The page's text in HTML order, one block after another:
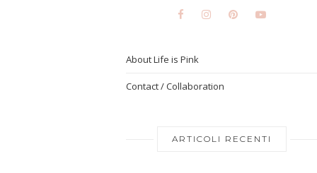
About Life is Pink
Contact / Collaboration
ARTICOLI RECENTI